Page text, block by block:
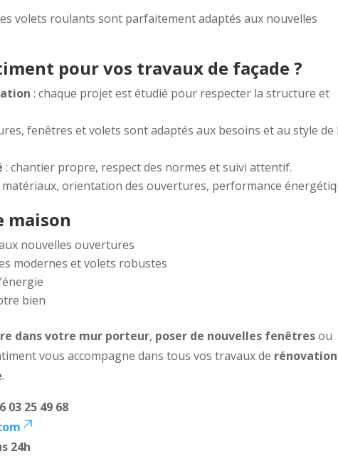
volets roulants sont parfaitement adaptés aux nouvelles
pour vos travaux de façade ?
: chaque projet est étudié pour respecter la structure et
fenêtres et volets sont adaptés aux besoins et au style de
: chantier propre, respect des normes et suivi attentif.
matériaux, orientation des ouvertures, performance
maison
nouvelles ouvertures
modernes et volets robustes
bien
dans votre mur porteur, poser de nouvelles fenêtresou
vous accompagne dans tous vos travaux de
.
25 49 68
24h